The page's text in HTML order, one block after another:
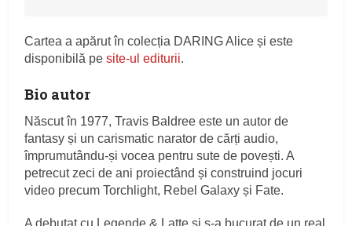
Cartea a apărut în colecția DARING Alice și este
disponibilă pe site-ul editurii.
Bio autor
Născut în 1977, Travis Baldree este un autor de
fantasy și un carismatic narator de cărți audio,
împrumutându-și vocea pentru sute de povești. A
petrecut zeci de ani proiectând și construind jocuri
video precum Torchlight, Rebel Galaxy și Fate.
A debutat cu Legende & Latte și s-a bucurat de un real